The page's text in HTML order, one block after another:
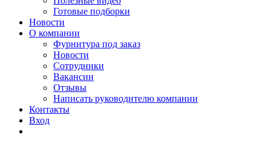
Готовые подборки
Новости
О компании
Фурнитура под заказ
Новости
Сотрудники
Вакансии
Отзывы
Написать руководителю компании
Контакты
Вход